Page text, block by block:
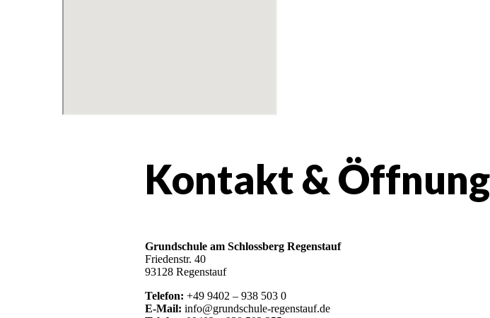
Kontakt &
Grundschule am Schlossberg Regenstauf
Friedenstr. 40
93128 Regenstauf
Telefon: +49 9402 – 938 503 0
E-Mail: info@grundschule-regenstauf.de